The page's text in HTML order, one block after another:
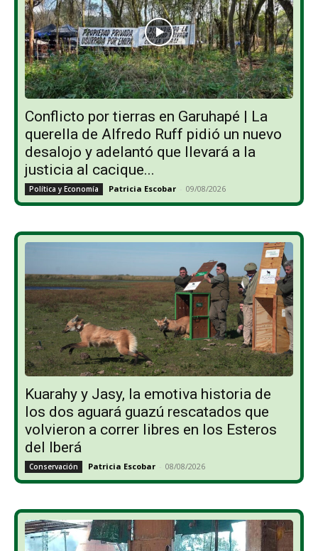
Conflicto por tierras en Garuhapé | La
querella de Alfredo Ruff pidió un nuevo
desalojo y adelantó que llevará a la
justicia al cacique...
Política y Economía Patricia Escobar - 09/08/2026
Kuarahy y Jasy, la emotiva historia de
los dos aguará guazú rescatados que
volvieron a correr libres en los Esteros
del Iberá
Conservación Patricia Escobar - 08/08/2026